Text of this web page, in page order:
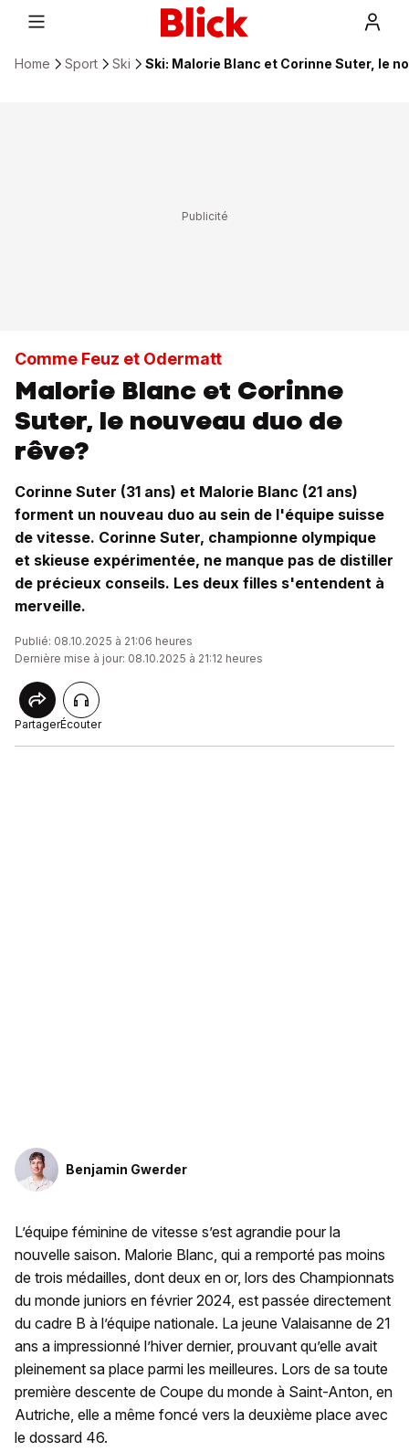
Home Sport Ski Ski: Malorie Blanc et Corinne Suter, le
Comme Feuz et Odermatt
Malorie Blanc et Corinne
Suter, le nouveau duo de
rêve?
Corinne Suter (31 ans) et Malorie Blanc (21 ans)
forment un nouveau duo au sein de l'équipe suisse
de vitesse. Corinne Suter, championne olympique
et skieuse expérimentée, ne manque pas de distiller
de précieux conseils. Les deux filles s'entendent à
merveille.
Publié: 08.10.2025 à 21:06 heures
Dernière mise à jour: 08.10.2025 à 21:12 heures
PartagerÉcouter
Benjamin Gwerder
L’équipe féminine de vitesse s’est agrandie pour la
nouvelle saison. Malorie Blanc, qui a remporté pas moins
de trois médailles, dont deux en or, lors des Championnats
du monde juniors en février 2024, est passée directement
du cadre B à l’équipe nationale. La jeune Valaisanne de 21
ans a impressionné l’hiver dernier, prouvant qu’elle avait
pleinement sa place parmi les meilleures. Lors de sa toute
première descente de Coupe du monde à Saint-Anton, en
Autriche, elle a même foncé vers la deuxième place avec
le dossard 46.